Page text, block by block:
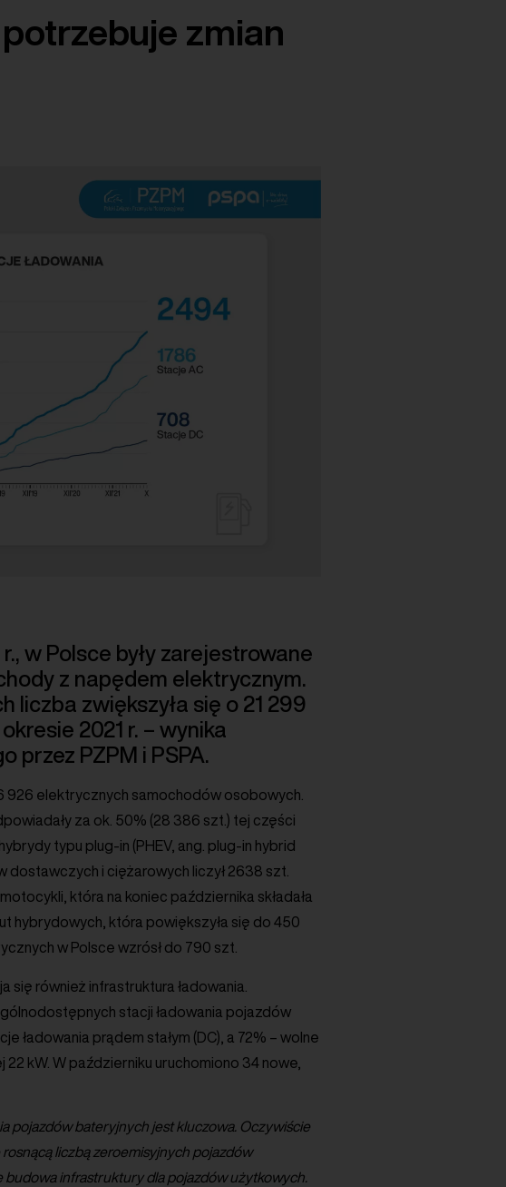
zmian
w Polsce były zarejestrowane
z napędem elektrycznym.
liczba zwiększyła się o 21 299
2021 r. – wynika
przez PZPM i PSPA.
926 elektrycznych samochodów osobowych.
za ok. 50% (28 386 szt.) tej części
typu plug-in (PHEV, ang. plug-in hybrid
i ciężarowych liczył 2638 szt.
która na koniec października składała
hybrydowych, która powiększyła się do 450
w Polsce wzrósł do 790 szt.
również infrastruktura ładowania.
stacji ładowania pojazdów
ładowania prądem stałym (DC), a 72% – wolne
kW. W październiku uruchomiono 34 nowe,
pojazdów bateryjnych jest kluczowa. Oczywiście
liczbą zeroemisyjnych pojazdów
budowa infrastruktury dla pojazdów użytkowych.